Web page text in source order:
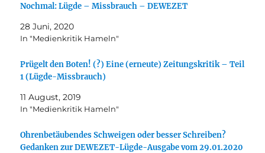
Nochmal: Lügde – Missbrauch – DEWEZET
28 Juni, 2020
In "Medienkritik Hameln"
Prügelt den Boten! (?) Eine (erneute) Zeitungskritik – Teil
1 (Lügde-Missbrauch)
11 August, 2019
In "Medienkritik Hameln"
Ohrenbetäubendes Schweigen oder besser Schreiben?
Gedanken zur DEWEZET-Lügde-Ausgabe vom 29.01.2020